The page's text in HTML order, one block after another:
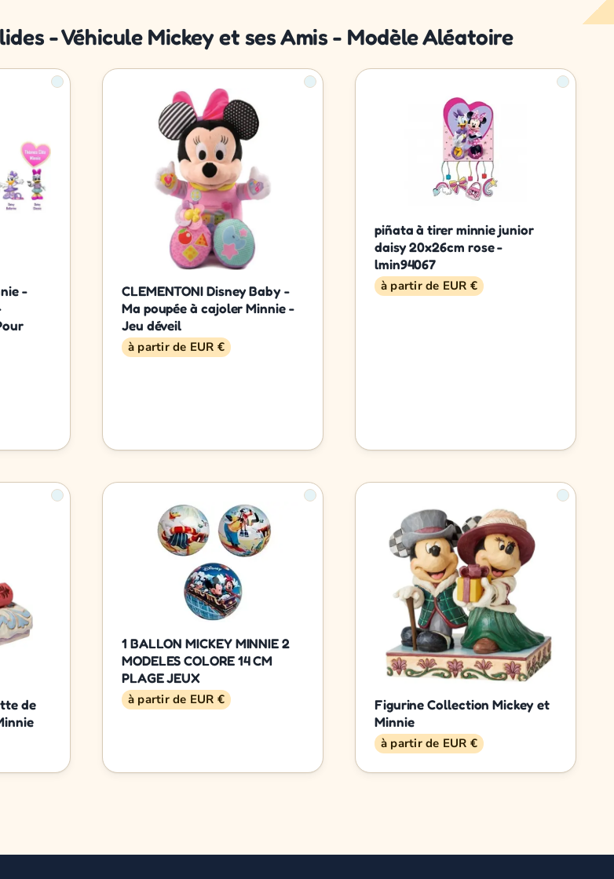
- Véhicule Mickey et ses Amis - Modèle Aléatoire
-
CLEMENTONI Disney Baby -
Ma poupée à cajoler Minnie -
Jeu déveil
à partir de EUR €
piñata à tirer minnie junior
daisy 20x26cm rose -
lmin94067
à partir de EUR €
de
1 BALLON MICKEY MINNIE 2
MODELES COLORE 14 CM
PLAGE JEUX
à partir de EUR €
Figurine Collection Mickey et
Minnie
à partir de EUR €